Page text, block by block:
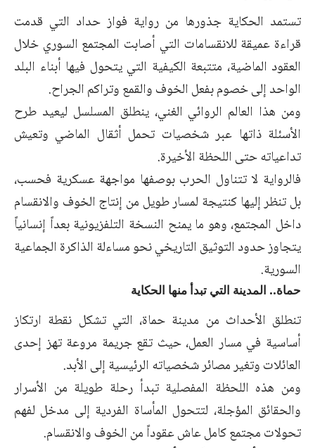
تستمد الحكاية جذورها من رواية فواز حداد التي قدمت
قراءة عميقة للانقسامات التي أصابت المجتمع السوري خلال
العقود الماضية، متتبعة الكيفية التي يتحول فيها أبناء البلد
الواحد إلى خصوم بفعل الخوف والقمع وتراكم الجراح.
ومن هذا العالم الروائي الغني، ينطلق المسلسل ليعيد طرح
الأسئلة ذاتها عبر شخصيات تحمل أثقال الماضي وتعيش
تداعياته حتى اللحظة الأخيرة.
فالرواية لا تتناول الحرب بوصفها مواجهة عسكرية فحسب،
بل تنظر إليها كنتيجة لمسار طويل من إنتاج الخوف والانقسام
داخل المجتمع، وهو ما يمنح النسخة التلفزيونية بعداً إنسانياً
يتجاوز حدود التوثيق التاريخي نحو مساءلة الذاكرة الجماعية
السورية.
حماة.. المدينة التي تبدأ منها الحكاية
تنطلق الأحداث من مدينة حماة، التي تشكل نقطة ارتكاز
أساسية في مسار العمل، حيث تقع جريمة مروعة تهز إحدى
العائلات وتغير مصائر شخصياته الرئيسية إلى الأبد.
ومن هذه اللحظة المفصلية تبدأ رحلة طويلة من الأسرار
والحقائق المؤجلة، لتتحول المأساة الفردية إلى مدخل لفهم
تحولات مجتمع كامل عاش عقوداً من الخوف والانقسام.